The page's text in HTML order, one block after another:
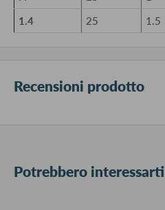
1.4
25 1.5
Recensioni prodotto
Potrebbero interessarti